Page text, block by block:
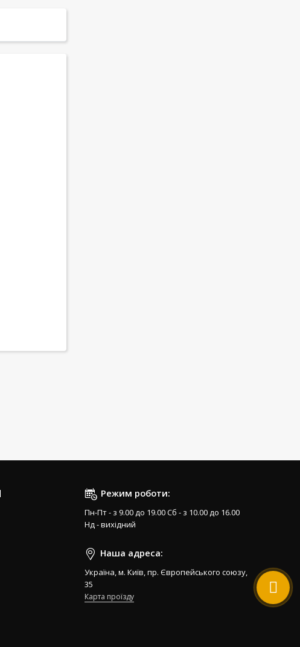
Режим роботи:
Пн-Пт - з 9.00 до 19.00 Сб - з 10.00 до 16.00
Нд - вихідний
Наша адреса:
Україна, м. Київ, пр. Європейського союзу,
35
Карта проїзду